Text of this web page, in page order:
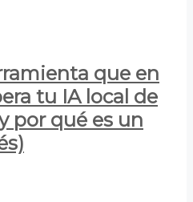
que en
tu IA local de
por qué es un